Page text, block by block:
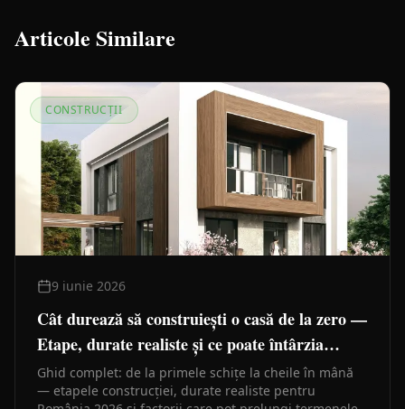
Articole Similare
CONSTRUCȚII
9 iunie 2026
Cât durează să construiești o casă de la zero —
Etape, durate realiste și ce poate întârzia
lucrările
Ghid complet: de la primele schițe la cheile în mână
— etapele construcției, durate realiste pentru